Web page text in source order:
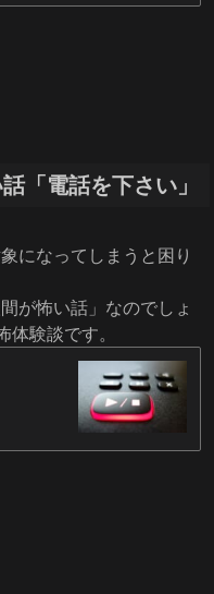
「電話を下さい」
になってしまうと困り
が怖い話」なのでしょ
験談です。